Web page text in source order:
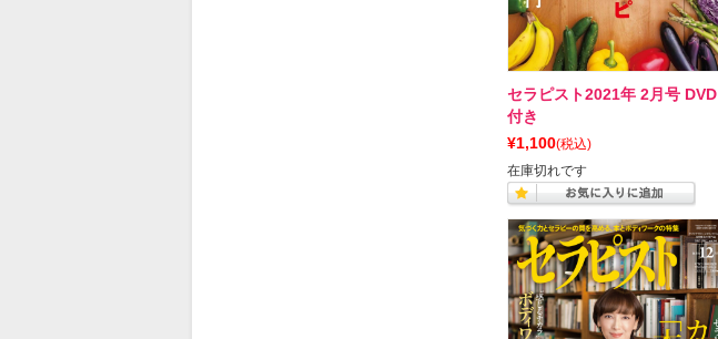
セラピスト2021年 2月号 DVD
付き
¥1,100(税込)
在庫切れです